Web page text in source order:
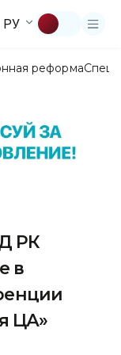
РУ
реформа
РК
в
ЦА»